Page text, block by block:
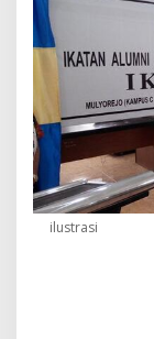
ilustrasi